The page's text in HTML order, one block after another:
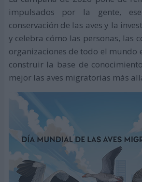
impulsados ​​por la gente,
conservación de las aves y la
y celebra cómo las personas, las
organizaciones de todo el mundo
construir la base de
mejor las aves migratorias más